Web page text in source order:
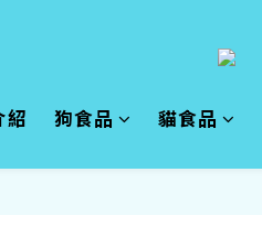
紹 狗食品 貓食品